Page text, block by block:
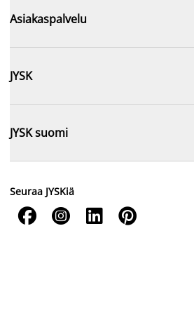
Asiakaspalvelu
JYSK
JYSK suomi
Seuraa JYSKiä
   